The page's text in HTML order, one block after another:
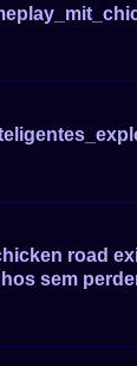
road
sem